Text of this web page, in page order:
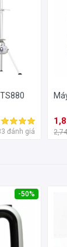
đánh giá
-50%